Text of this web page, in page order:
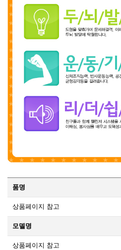
품명
상품페이지 참고
모델명
상품페이지 참고